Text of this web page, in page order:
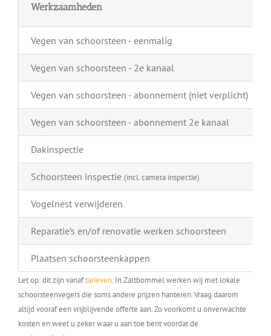
Werkzaamheden
Vegen van schoorsteen - eenmalig
Vegen van schoorsteen - 2e kanaal
Vegen van schoorsteen - abonnement (niet verplicht)
Vegen van schoorsteen - abonnement 2e kanaal
Dakinspectie
Schoorsteen inspectie (incl. camera inspectie)
Vogelnest verwijderen
Reparatie’s en/of renovatie werken schoorsteen
Plaatsen schoorsteenkappen
Let op: dit zijn vanaftarieven. In Zaltbommel werken wij met lokale
schoorsteenvegers die soms andere prijzen hanteren. Vraag daarom
altijd vooraf een vrijblijvende offerte aan. Zo voorkomt u onverwachte
kosten en weet u zeker waar u aan toe bent voordat de